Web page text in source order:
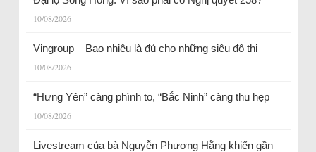
10/08/2026
Vingroup – Bao nhiêu là đủ cho những siêu đô thị
10/08/2026
“Hưng Yên” càng phình to, “Bắc Ninh” càng thu hẹp
10/08/2026
Livestream của bà Nguyễn Phương Hằng khiến gần